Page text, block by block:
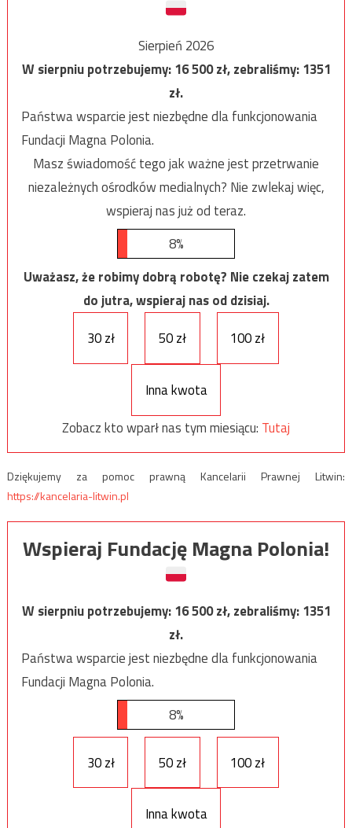
Sierpień 2026
W sierpniu potrzebujemy:16 500zł, zebraliśmy:1351
zł.
Państwa wsparcie jest niezbędne dla funkcjonowania
Fundacji Magna Polonia.
Masz świadomość tego jak ważne jest przetrwanie
niezależnych ośrodków medialnych? Nie zwlekaj więc,
wspieraj nas już od teraz.
8%
Uważasz, że robimy dobrą robotę? Nie czekaj zatem
do jutra, wspieraj nas od dzisiaj.
30 zł
50 zł 100 zł
Inna kwota
Zobacz kto wparł nas tym miesiącu: Tutaj
Dziękujemy za pomoc prawną Kancelarii Prawnej Litwin:
https://kancelaria-litwin.pl
Wspieraj Fundację Magna Polonia!
W sierpniu potrzebujemy:16 500zł, zebraliśmy:1351
zł.
Państwa wsparcie jest niezbędne dla funkcjonowania
Fundacji Magna Polonia.
8%
30 zł 50 zł 100 zł
Inna kwota